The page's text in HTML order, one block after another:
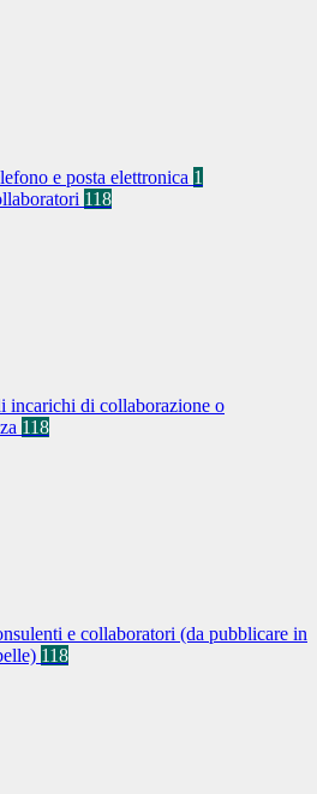
e posta elettronica 1
118
incarichi di collaborazione o
118
e collaboratori (da pubblicare in
118